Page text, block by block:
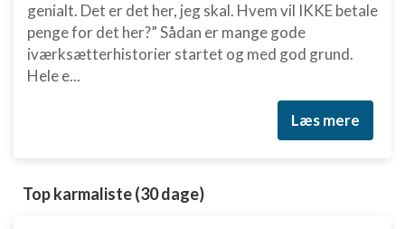
genialt. Det er det her, jeg skal. Hvem vil IKKE betale
penge for det her?” Sådan er mange gode
iværksætterhistorier startet og med god grund.
Hele e...
Læs mere
Top karmaliste (30 dage)
Identificere enheder baseret på aktivt
anmodede oplysninger
Ikke-IAB-behandlingsformål: